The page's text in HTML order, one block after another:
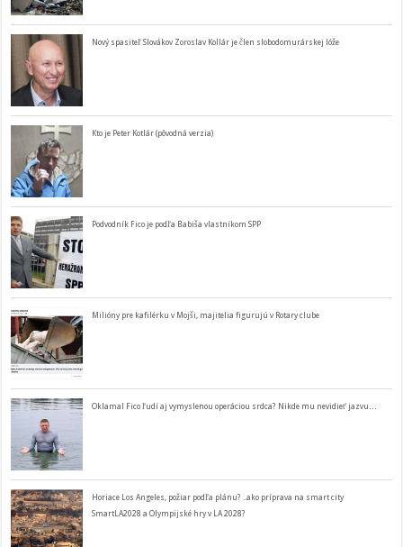
Nový spasiteľ Slovákov Zoroslav Kollár je člen slobodomurárskej lóže
Kto je Peter Kotlár (pôvodná verzia)
Podvodník Fico je podľa Babiša vlastníkom SPP
Milióny pre kafilérku v Mojši, majitelia figurujú v Rotary clube
Oklamal Fico ľudí aj vymyslenou operáciou srdca? Nikde mu nevidieť jazvu…
Horiace Los Angeles, požiar podľa plánu? ..ako príprava na smart city
SmartLA2028 a Olympijské hry v LA 2028?